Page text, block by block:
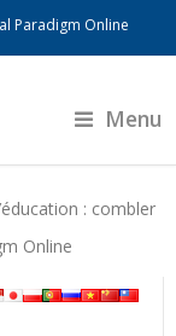
Paradigm Online
Menu
: combler
Online